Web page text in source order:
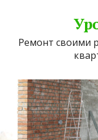
Ремонт своими